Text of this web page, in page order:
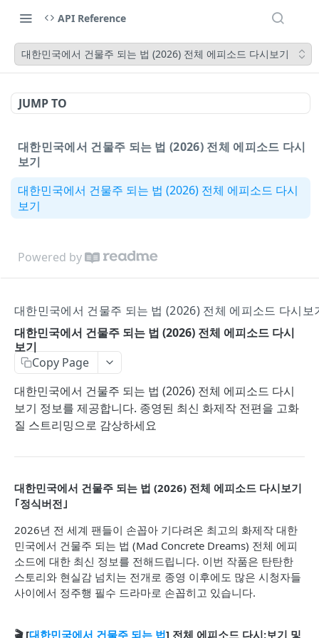
API Reference
대한민국에서 건물주 되는 법 (2026) 전체 에피소드 다시보기
JUMP TO
대한민국에서 건물주 되는 법 (2026) 전체 에피소드 다시
보기
대한민국에서 건물주 되는 법 (2026) 전체 에피소드 다시
보기
Powered by
대한민국에서 건물주 되는 법 (2026) 전체 에피소드 다시보
대한민국에서 건물주 되는 법 (2026) 전체 에피소드 다시
보기
Copy Page
대한민국에서 건물주 되는 법 (2026) 전체 에피소드 다시
보기 정보를 제공합니다. 종영된 최신 화제작 전편을 고화
질 스트리밍으로 감상하세요
대한민국에서 건물주 되는 법 (2026) 전체 에피소드 다시보기
｢정식버전｣
2026년 전 세계 팬들이 손꼽아 기다려온 최고의 화제작 대한
민국에서 건물주 되는 법 (Mad Concrete Dreams) 전체 에피
소드에 대한 최신 정보를 전해드립니다. 이번 작품은 탄탄한
스토리와 현실감 넘치는 전개로 종영 이후에도 많은 시청자들
사이에서 정주행 필수 드라마로 손꼽히고 있습니다.
🎬 [대한민국에서 건물주 되는 법] 전체 에피소드 다시;보기 및